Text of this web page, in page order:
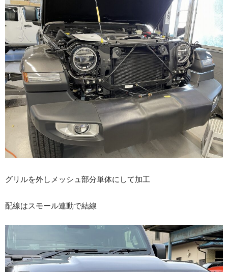
グリルを外しメッシュ部分単体にして加工
配線はスモール連動で結線